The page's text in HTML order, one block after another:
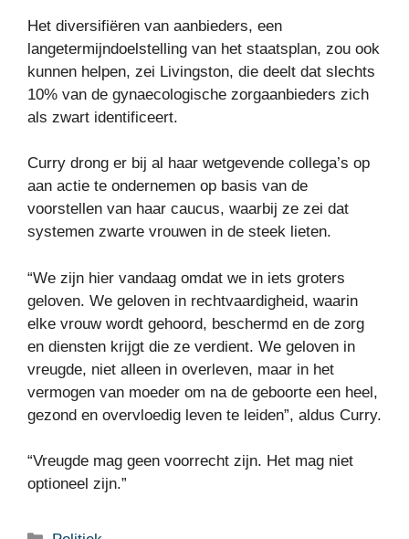
Het diversifiëren van aanbieders, een
langetermijndoelstelling van het staatsplan, zou ook
kunnen helpen, zei Livingston, die deelt dat slechts
10% van de gynaecologische zorgaanbieders zich
als zwart identificeert.
Curry drong er bij al haar wetgevende collega’s op
aan actie te ondernemen op basis van de
voorstellen van haar caucus, waarbij ze zei dat
systemen zwarte vrouwen in de steek lieten.
“We zijn hier vandaag omdat we in iets groters
geloven. We geloven in rechtvaardigheid, waarin
elke vrouw wordt gehoord, beschermd en de zorg
en diensten krijgt die ze verdient. We geloven in
vreugde, niet alleen in overleven, maar in het
vermogen van moeder om na de geboorte een heel,
gezond en overvloedig leven te leiden”, aldus Curry.
“Vreugde mag geen voorrecht zijn. Het mag niet
optioneel zijn.”